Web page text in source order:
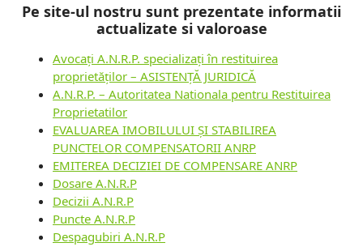
Pe site-ul nostru sunt prezentate informatii
actualizate si valoroase
Avocați A.N.R.P. specializați în restituirea
proprietăților – ASISTENȚĂ JURIDICĂ
A.N.R.P. – Autoritatea Nationala pentru Restituirea
Proprietatilor
EVALUAREA IMOBILULUI ȘI STABILIREA
PUNCTELOR COMPENSATORII ANRP
EMITEREA DECIZIEI DE COMPENSARE ANRP
Dosare A.N.R.P
Decizii A.N.R.P
Puncte A.N.R.P
Despagubiri A.N.R.P